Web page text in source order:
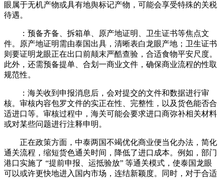
眼属于无机产物或具有地舆标记产物，可能会享受特殊的关税
待遇。
：预备齐备、拆箱单、原产地证明、卫生证书等焦点文
件。原产地证明需由泰国出具，清晰表白龙眼产地；卫生证书
则要证明龙眼正在出口前颠末严酷查验，合适食物平安尺度。
此外，还需预备提单、合划一商业文件，确保商业流程的性取
规范性。
：海关收到申报消息后，会对提交的文件和数据进行审
核。审核内容包罗文件的实正在性、完整性，以及货色能否合
适进口等。审核过程中，海关可能会要求进口商弥补相关材料
或对某些问题进行注释申明。
正在政策方面，中泰两国不竭优化商业便当化办法，简化
通关流程，缩短货色通关时间，降低了进口成本。例如，部门
港口实施了 “提前申报、运抵验放” 等通关模式，使泰国龙眼
可以或许更快地进入国内市场，连结新颖度。同时，对于合适